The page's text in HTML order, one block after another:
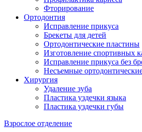
Фторирование
Ортодонтия
Исправление прикуса
Брекеты для детей
Ортодонтические пластины
Изготовление спортивных
Исправление прикуса без
Несъемные
Хирургия
Удаление зуба
Пластика уздечки языка
Пластика уздечки губы
Взрослое отделение